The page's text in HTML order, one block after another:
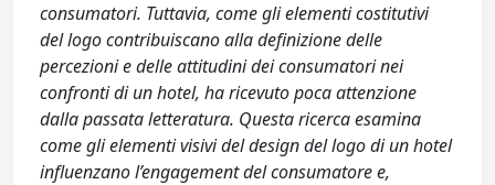
consumatori. Tuttavia, come gli elementi costitutivi
del logo contribuiscano alla definizione delle
percezioni e delle attitudini dei consumatori nei
confronti di un hotel, ha ricevuto poca attenzione
dalla passata letteratura. Questa ricerca esamina
come gli elementi visivi del design del logo di un hotel
influenzano l’engagement del consumatore e,